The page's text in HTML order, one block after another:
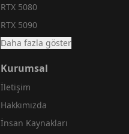
RTX 5080
RTX 5090
Daha fazla göster
Kurumsal
İletişim
Hakkımızda
İnsan Kaynakları